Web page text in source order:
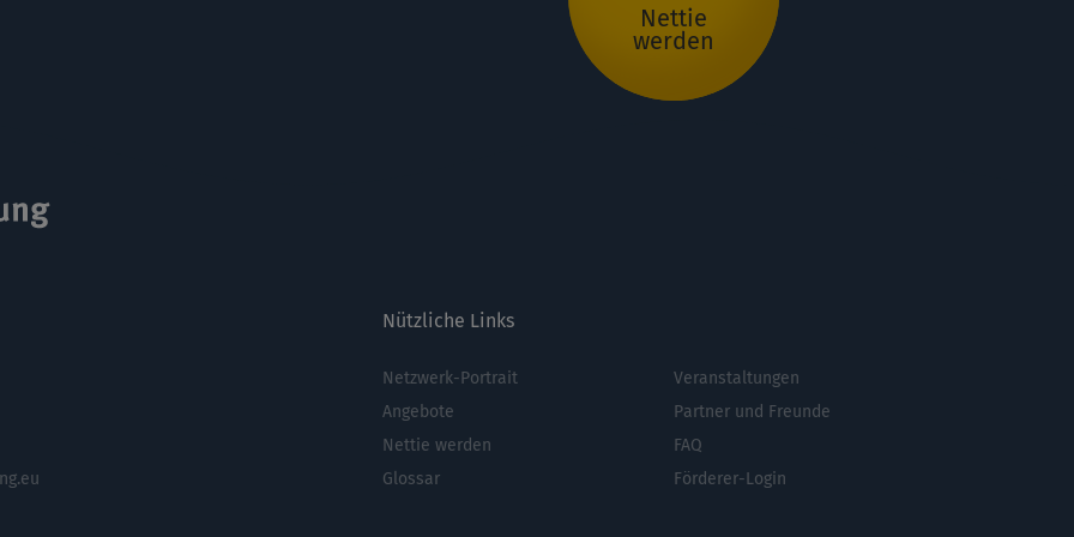
Nettie
werden
Nützliche Links
Fußbereichsmenü
Netzwerk-Portrait
Angebote
Nettie werden
Glossar
Veranstaltungen
Partner und Freunde
FAQ
Förderer-Login